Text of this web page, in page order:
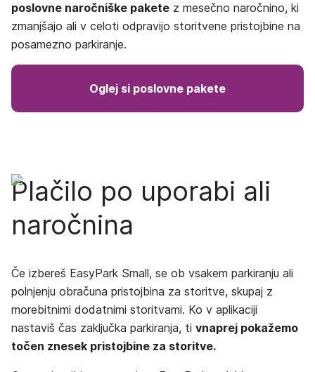
poslovne naročniške pakete z mesečno naročnino, ki
zmanjšajo ali v celoti odpravijo storitvene pristojbine na
posamezno parkiranje.
Oglej si poslovne pakete
Plačilo po uporabi ali
naročnina
Če izbereš EasyPark Small, se ob vsakem parkiranju ali
polnjenju obračuna pristojbina za storitve, skupaj z
morebitnimi dodatnimi storitvami. Ko v aplikaciji
nastaviš čas zaključka parkiranja, ti vnaprej pokažemo
točen znesek pristojbine za storitve.